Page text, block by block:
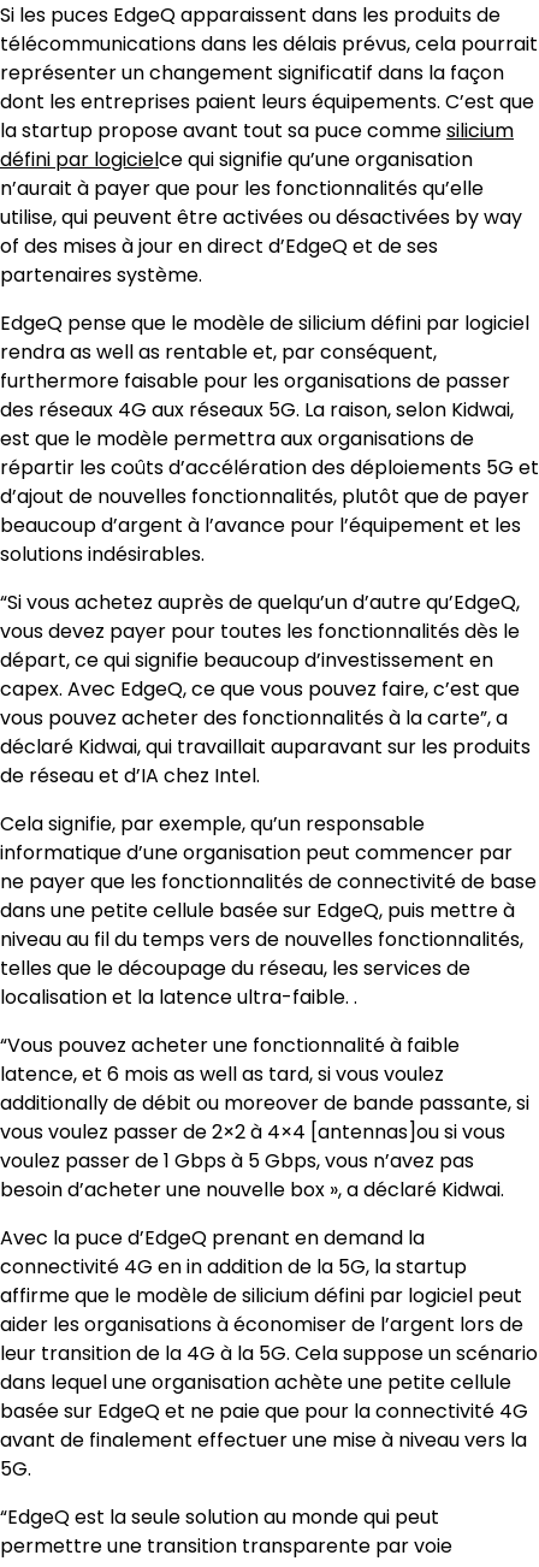
Si les puces EdgeQ apparaissent dans les produits de
télécommunications dans les délais prévus, cela pourrait
représenter un changement significatif dans la façon
dont les entreprises paient leurs équipements. C’est que
la startup propose avant tout sa puce commesilicium
défini par logicielce qui signifie qu’une organisation
n’aurait à payer que pour les fonctionnalités qu’elle
utilise, qui peuvent être activées ou désactivées by way
of des mises à jour en direct d’EdgeQ et de ses
partenaires système.
EdgeQ pense que le modèle de silicium défini par logiciel
rendra as well as rentable et, par conséquent,
furthermore faisable pour les organisations de passer
des réseaux 4G aux réseaux 5G. La raison, selon Kidwai,
est que le modèle permettra aux organisations de
répartir les coûts d’accélération des déploiements 5G et
d’ajout de nouvelles fonctionnalités, plutôt que de payer
beaucoup d’argent à l’avance pour l’équipement et les
solutions indésirables.
“Si vous achetez auprès de quelqu’un d’autre qu’EdgeQ,
vous devez payer pour toutes les fonctionnalités dès le
départ, ce qui signifie beaucoup d’investissement en
capex. Avec EdgeQ, ce que vous pouvez faire, c’est que
vous pouvez acheter des fonctionnalités à la carte”, a
déclaré Kidwai, qui travaillait auparavant sur les produits
de réseau et d’IA chez Intel.
Cela signifie, par exemple, qu’un responsable
informatique d’une organisation peut commencer par
ne payer que les fonctionnalités de connectivité de base
dans une petite cellule basée sur EdgeQ, puis mettre à
niveau au fil du temps vers de nouvelles fonctionnalités,
telles que le découpage du réseau, les services de
localisation et la latence ultra-faible. .
“Vous pouvez acheter une fonctionnalité à faible
latence, et 6 mois as well as tard, si vous voulez
additionally de débit ou moreover de bande passante, si
vous voulez passer de 2×2 à 4×4 [antennas]ou si vous
voulez passer de 1 Gbps à 5 Gbps, vous n’avez pas
besoin d’acheter une nouvelle box », a déclaré Kidwai.
Avec la puce d’EdgeQ prenant en demand la
connectivité 4G en in addition de la 5G, la startup
affirme que le modèle de silicium défini par logiciel peut
aider les organisations à économiser de l’argent lors de
leur transition de la 4G à la 5G. Cela suppose un scénario
dans lequel une organisation achète une petite cellule
basée sur EdgeQ et ne paie que pour la connectivité 4G
avant de finalement effectuer une mise à niveau vers la
5G.
“EdgeQ est la seule solution au monde qui peut
permettre une transition transparente par voie